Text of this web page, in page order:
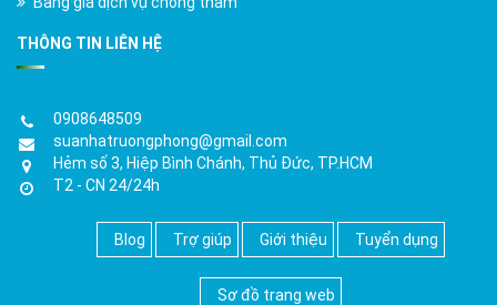
THÔNG TIN LIÊN HỆ
0908648509
suanhatruongphong@gmail.com
Hẻm số 3, Hiệp Bình Chánh, Thủ Đức, TP.HCM
T2 - CN 24/24h
Blog Trợ giúp Giới thiệu Tuyển dụng
Sơ đồ trang web